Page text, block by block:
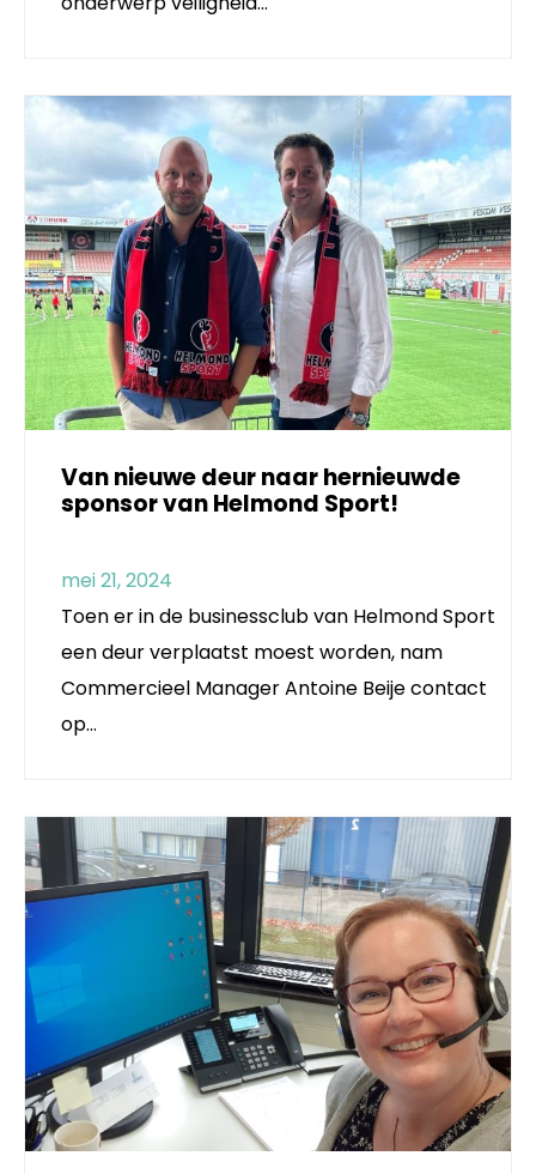
Van nieuwe deur naar hernieuwde
sponsor van Helmond Sport!
mei 21, 2024
Toen er in de businessclub van Helmond Sport
een deur verplaatst moest worden, nam
Commercieel Manager Antoine Beije contact
op…